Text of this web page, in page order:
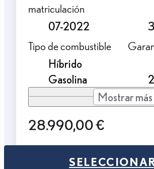
matriculación
07-2022
Tipo de combustible
Híbrido
Gasolina
Mostrar más
28.990,00 €